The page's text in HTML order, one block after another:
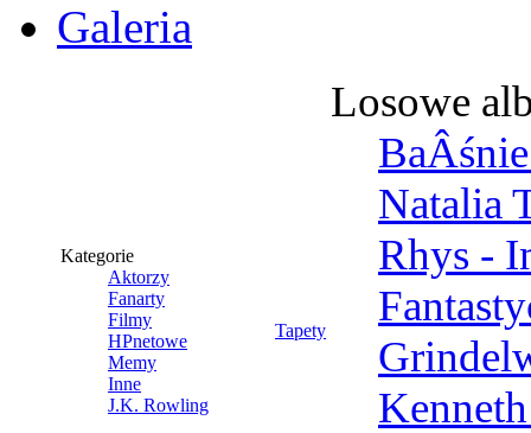
Galeria
Kategorie
Aktorzy
Fanarty
Filmy
HPnetowe
Memy
Inne
J.K. Rowling
Tapety
Losowe
Natalia
Rhys -